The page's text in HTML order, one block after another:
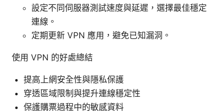
設定不同伺服器測試速度與延遲，選擇最佳穩定
連線。
定期更新 VPN 應用，避免已知漏洞。
使用 VPN 的好處總結
提高上網安全性與隱私保護
穿透區域限制與提升連線穩定性
保護購票過程中的敏感資料